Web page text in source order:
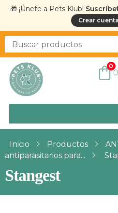
🎁 ¡Únete a Pets Klub!
Crear
0
Inicio Productos
antiparasitarios para...
Stangest